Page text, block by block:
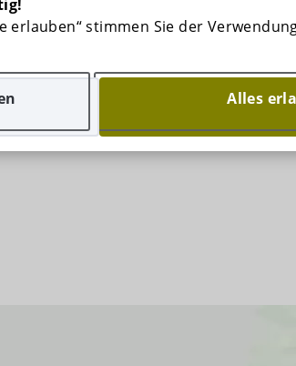
erlauben“ stimmen Sie der
Alles
hétvégén